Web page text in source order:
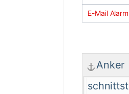
E-Mail
Anker